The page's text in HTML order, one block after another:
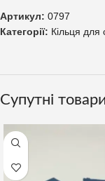
Артикул: 0797
Категорії: Кільця для
Супутні товари